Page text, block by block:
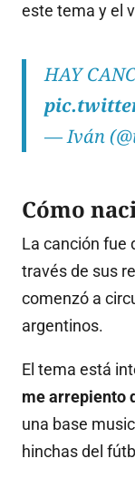
este tema y el
HAY
— Iván
Cómo
La canción fue
través de sus
comenzó a
argentinos.
El tema está
me arrepiento
una base
hinchas del